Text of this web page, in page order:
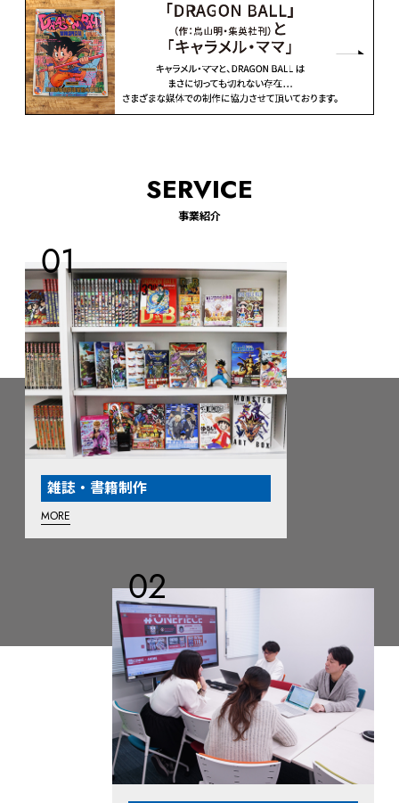
SERVICE
事業紹介
雑誌・書籍制作
MORE